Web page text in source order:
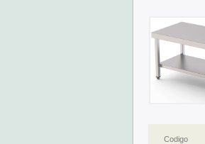
Codigo